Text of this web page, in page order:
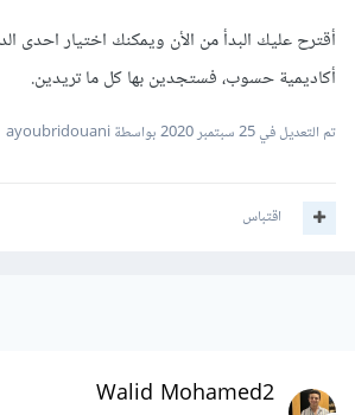
أقترح عليك البدأ من الأن ويمكنك اختيار احدى
أكاديمية حسوب، فستجدين بها كل ما تريدين.
تم التعديل في25 سبتمبر 2020 بواسطة ayoubridouani
اقتباس
Walid Mohamed2